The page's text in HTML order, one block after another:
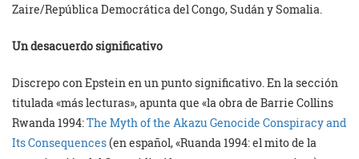
Zaire/República Democrática del Congo, Sudán y Somalia.
Un desacuerdo significativo
Discrepo con Epstein en un punto significativo. En la sección
titulada «más lecturas», apunta que «la obra de Barrie Collins
Rwanda 1994:The Myth of the Akazu Genocide Conspiracy and
Its Consequences(en español, «Ruanda 1994: el mito de la